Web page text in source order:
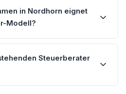
in Nordhorn eignet
Modell?
Steuerberater